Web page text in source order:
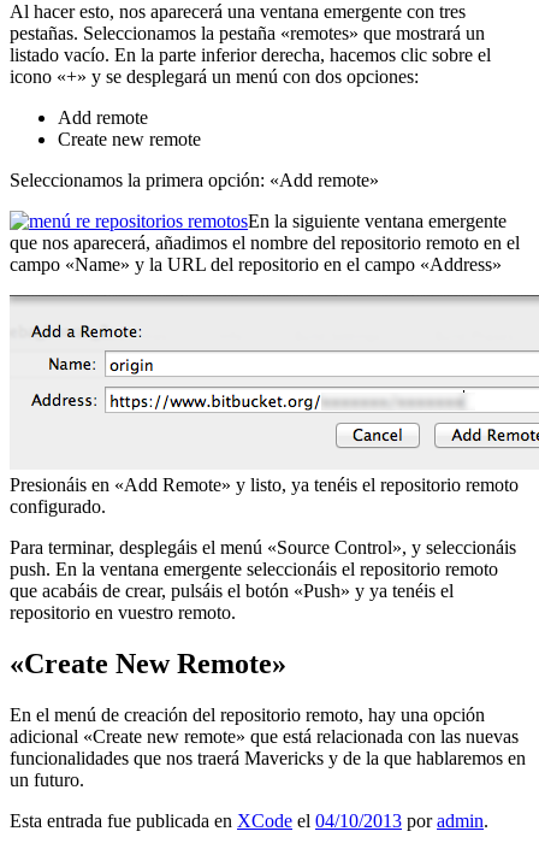
Al hacer esto, nos aparecerá una ventana emergente con tres
pestañas. Seleccionamos la pestaña «remotes» que mostrará un
listado vacío. En la parte inferior derecha, hacemos clic sobre el
icono «+» y se desplegará un menú con dos opciones:
Add remote
Create new remote
Seleccionamos la primera opción: «Add remote»
En la siguiente ventana emergente
que nos aparecerá, añadimos el nombre del repositorio remoto en el
campo «Name» y la URL del repositorio en el campo «Address»
Presionáis en «Add Remote» y listo, ya tenéis el repositorio remoto
configurado.
Para terminar, desplegáis el menú «Source Control», y seleccionáis
push. En la ventana emergente seleccionáis el repositorio remoto
que acabáis de crear, pulsáis el botón «Push» y ya tenéis el
repositorio en vuestro remoto.
«Create New Remote»
En el menú de creación del repositorio remoto, hay una opción
adicional «Create new remote» que está relacionada con las nuevas
funcionalidades que nos traerá Mavericks y de la que hablaremos en
un futuro.
Esta entrada fue publicada en XCode el 04/10/2013 poradmin.